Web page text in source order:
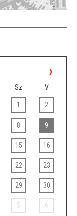
›
Sz V
1 2
8 9
15 16
22 23
29 30
5 6